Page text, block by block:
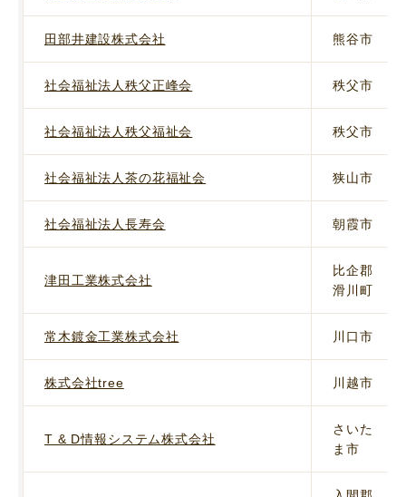
田部井建設株式会社 熊谷市
社会福祉法人秩父正峰会 秩父市
社会福祉法人秩父福祉会 秩父市
社会福祉法人茶の花福祉会 狭山市
社会福祉法人長寿会 朝霞市
津田工業株式会社
比企郡
滑川町
常木鍍金工業株式会社 川口市
株式会社tree 川越市
T & D情報システム株式会社
さいた
ま市